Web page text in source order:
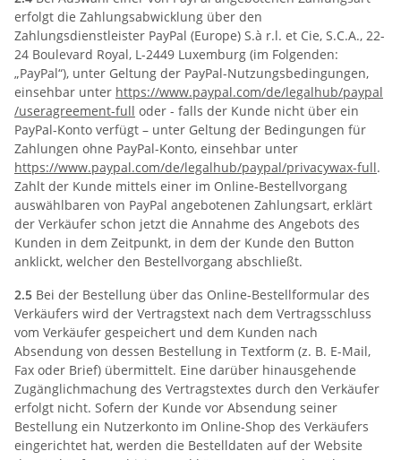
erfolgt die Zahlungsabwicklung über den
Zahlungsdienstleister PayPal (Europe) S.à r.l. et Cie, S.C.A., 22-
24 Boulevard Royal, L-2449 Luxemburg (im Folgenden:
„PayPal“), unter Geltung der PayPal-Nutzungsbedingungen,
einsehbar unter https://www.paypal.com/de/legalhub/paypal
/useragreement-full oder - falls der Kunde nicht über ein
PayPal-Konto verfügt – unter Geltung der Bedingungen für
Zahlungen ohne PayPal-Konto, einsehbar unter
https://www.paypal.com/de/legalhub/paypal/privacywax-full.
Zahlt der Kunde mittels einer im Online-Bestellvorgang
auswählbaren von PayPal angebotenen Zahlungsart, erklärt
der Verkäufer schon jetzt die Annahme des Angebots des
Kunden in dem Zeitpunkt, in dem der Kunde den Button
anklickt, welcher den Bestellvorgang abschließt.
2.5 Bei der Bestellung über das Online-Bestellformular des
Verkäufers wird der Vertragstext nach dem Vertragsschluss
vom Verkäufer gespeichert und dem Kunden nach
Absendung von dessen Bestellung in Textform (z. B. E-Mail,
Fax oder Brief) übermittelt. Eine darüber hinausgehende
Zugänglichmachung des Vertragstextes durch den Verkäufer
erfolgt nicht. Sofern der Kunde vor Absendung seiner
Bestellung ein Nutzerkonto im Online-Shop des Verkäufers
eingerichtet hat, werden die Bestelldaten auf der Website